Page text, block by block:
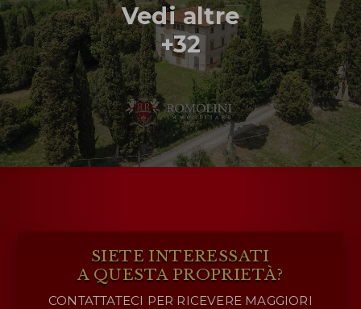
Vedi altre
+32
SIETE INTERESSATI
A QUESTA PROPRIETÀ?
CONTATTATECI PER RICEVERE MAGGIORI